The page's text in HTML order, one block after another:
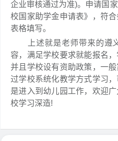
企业审核通过为准)。申请国
校国家助学金申请表》，符
表格填写。
上述就是老师带来的遵
容，满足学校要求就能报名
并且学校设有资助政策，一
过学校系统化教学方式学习
是进入到幼儿园工作，欢迎
校学习深造!